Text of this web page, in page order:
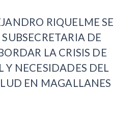
RIQUELME SE
DE
LA CRISIS DE
NECESIDADES DEL
EN MAGALLANES